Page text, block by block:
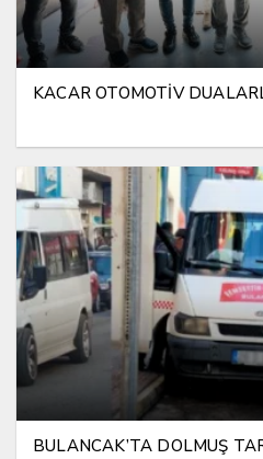
KACAR OTOMOTİV
BULANCAK’TA DOLMUŞ